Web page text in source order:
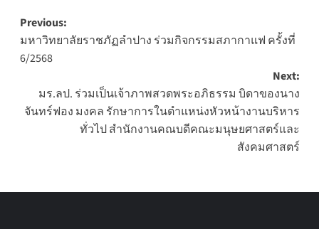
Post
navigation
Previous:
มหาวิทยาลัยราชภัฏลำปาง ร่วมกิจกรรมสภากาแฟ ครั้งที่
6/2568
Next:
มร.ลป. ร่วมเป็นเจ้าภาพสวดพระอภิธรรม บิดาของนาง
จันทร์ฟอง มงคล รักษาการในตำแหน่งหัวหน้างานบริหาร
ทั่วไป สำนักงานคณบดีคณะมนุษยศาสตร์และ
สังคมศาสตร์